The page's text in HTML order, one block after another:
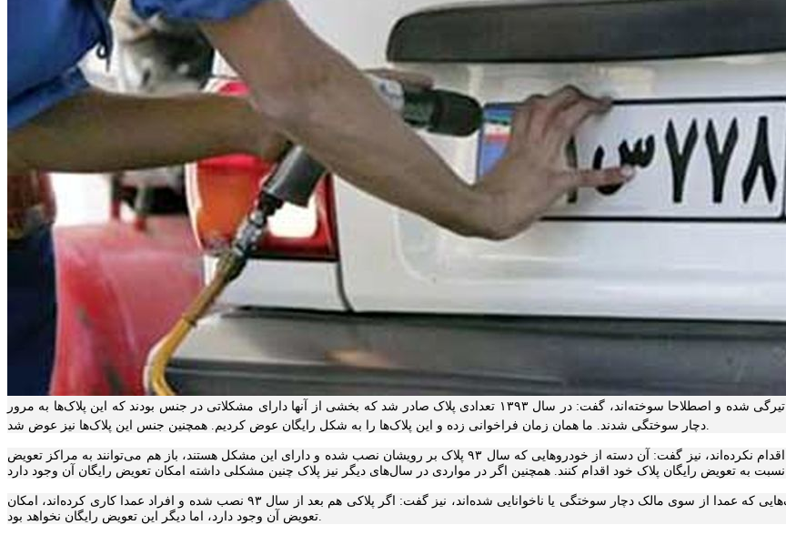
سرهنگ علی محمدی درباره آن‌دسته از پلاک‌هایی که دارای تیرگی شده و اصطلاحا سوخته‌اند، گفت: در سال ۱۳۹۳ تعدادی پلاک صادر شد که بخشی از آنها دارای مشکلاتی در جنس بودند که این پلاک‌ها به مرور
وی درباره خودرو‌هایی که همچنان دارای چنین پلاک‌هایی بوده و نسبت به تعویض آن اقدام نکرده‌اند، نیز گفت: آن دسته از خودرو‌هایی که سال ۹۳ پلاک بر رویشان نصب شده و دارای این مشکل هستند، باز هم می‌توانند به مراکز تعویض
رئیس مرکز شماره گذاری و تعویض پلاک پلیس راهور فراجا درباره آن‌دسته از پلاک‌هایی که عمدا از سوی مالک دچار سوختگی یا ناخوانایی شده‌اند، نیز گفت: اگر پلاکی هم بعد از سال ۹۳ نصب شده و افراد عمدا کاری کرده‌اند، امکان